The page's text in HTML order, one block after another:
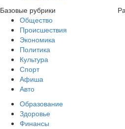
Базовые рубрики
Общество
Происшествия
Экономика
Политика
Культура
Спорт
Афиша
Авто
Образование
Здоровье
Финансы